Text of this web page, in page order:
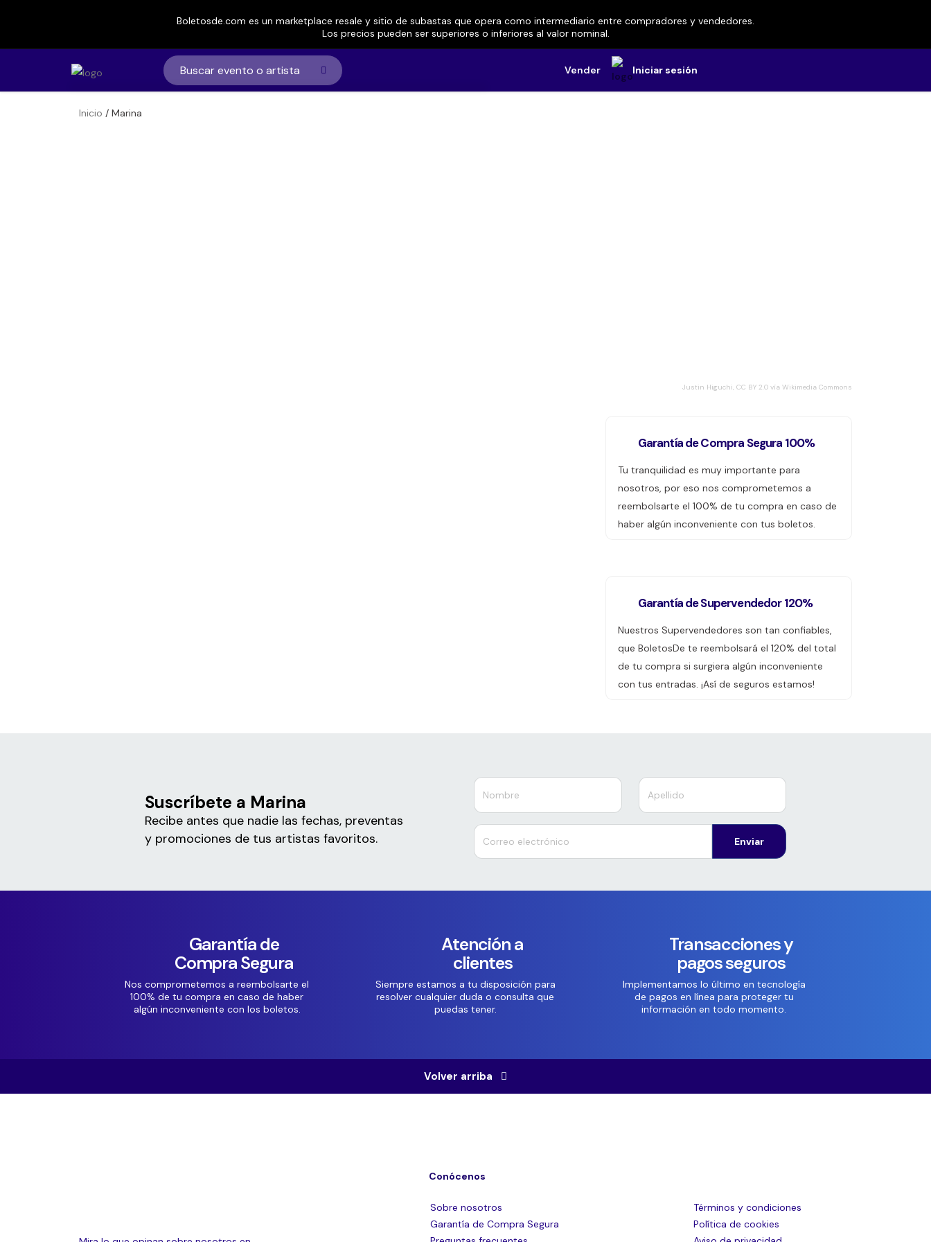
Boletosde.com es un marketplace resale y sitio de subastas que opera como intermediario entre compradores y vendedores.
Los precios pueden ser superiores o inferiores al valor nominal.
Vender Iniciar sesión
Inicio / Marina
Justin Higuchi, CC BY 2.0 vía Wikimedia Commons
Garantía de Compra Segura 100%
Tu tranquilidad es muy importante para
nosotros, por eso nos comprometemos a
reembolsarte el 100% de tu compra en caso de
haber algún inconveniente con tus boletos.
Garantía de Supervendedor 120%
Nuestros Supervendedores son tan confiables,
que BoletosDe te reembolsará el 120% del total
de tu compra si surgiera algún inconveniente
con tus entradas. ¡Así de seguros estamos!
Suscríbete a Marina
Recibe antes que nadie las fechas, preventas
y promociones de tus artistas favoritos.
Enviar
Garantía de
Compra Segura
Nos comprometemos a reembolsarte el
100% de tu compra en caso de haber
algún inconveniente con los boletos.
Atención a
clientes
Siempre estamos a tu disposición para
resolver cualquier duda o consulta que
puedas tener.
Transacciones y
pagos seguros
Implementamos lo último en tecnología
de pagos en línea para proteger tu
información en todo momento.
Volver arriba
Conócenos
Sobre nosotros
Garantía de Compra Segura
Términos y condiciones
Política de cookies